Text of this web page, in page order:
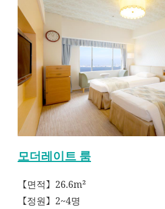
모더레이트 룸
【면적】26.6m²
【정원】2~4명